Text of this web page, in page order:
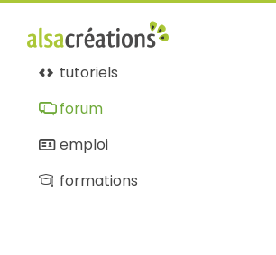
tutoriels
forum
emploi
formations